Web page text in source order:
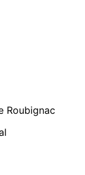
Roubignac